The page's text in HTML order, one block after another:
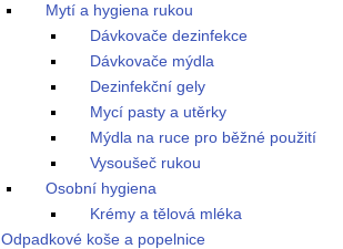
Mytí a hygiena rukou
Dávkovače dezinfekce
Dávkovače mýdla
Dezinfekční gely
Mycí pasty a utěrky
Mýdla na ruce pro běžné použití
Vysoušeč rukou
Osobní hygiena
Krémy a tělová mléka
Odpadkové koše a popelnice